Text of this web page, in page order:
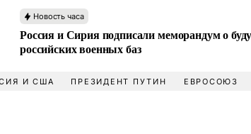
Новость часа
Россия и Сирия подписали меморандум о
российских военных баз
И США ПРЕЗИДЕНТ ПУТИН ЕВРОСОЮЗ